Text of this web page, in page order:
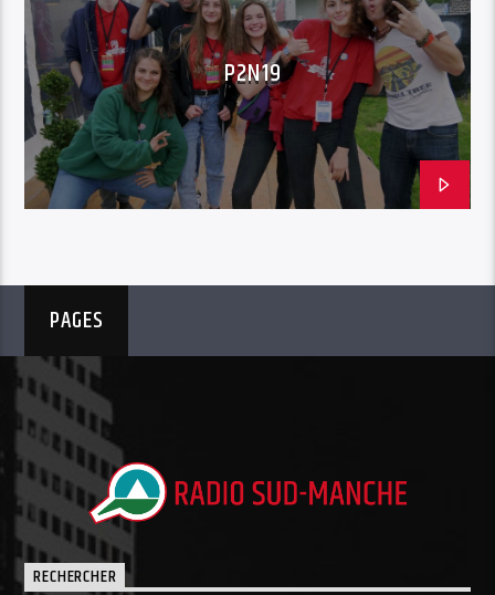
P2N19
PAGES
RECHERCHER